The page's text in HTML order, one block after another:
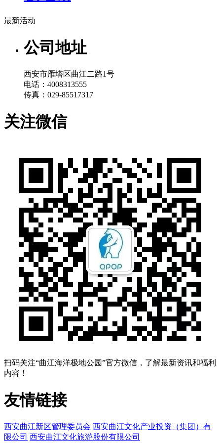
最新活动
公司地址
西安市雁塔区曲江二路1号
电话：4008313555
传真：029-85517317
关注微信
扫码关注“曲江海洋极地公园”官方微信，了解最新资讯和福利
内容！
友情链接
西安曲江新区管理委员会 西安曲江文化产业投资（集团）有
限公司 西安曲江文化旅游股份有限公司